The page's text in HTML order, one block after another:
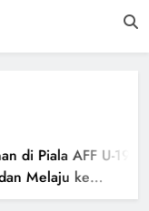
Tes
Malang
di Piala AFF U-19
Melaju ke